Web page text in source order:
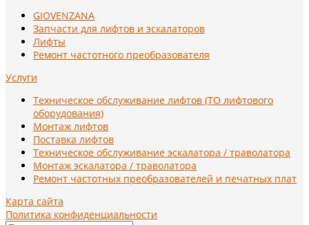
GIOVENZANA
Запчасти для лифтов и эскалаторов
Лифты
Ремонт частотного преобразователя
Услуги
Техническое обслуживание лифтов (ТО лифтового
оборудования)
Монтаж лифтов
Поставка лифтов
Техническое обслуживание эскалатора / траволатора
Монтаж эскалатора / траволатора
Ремонт частотных преобразователей и печатных плат
Карта сайта
Политика конфиденциальности